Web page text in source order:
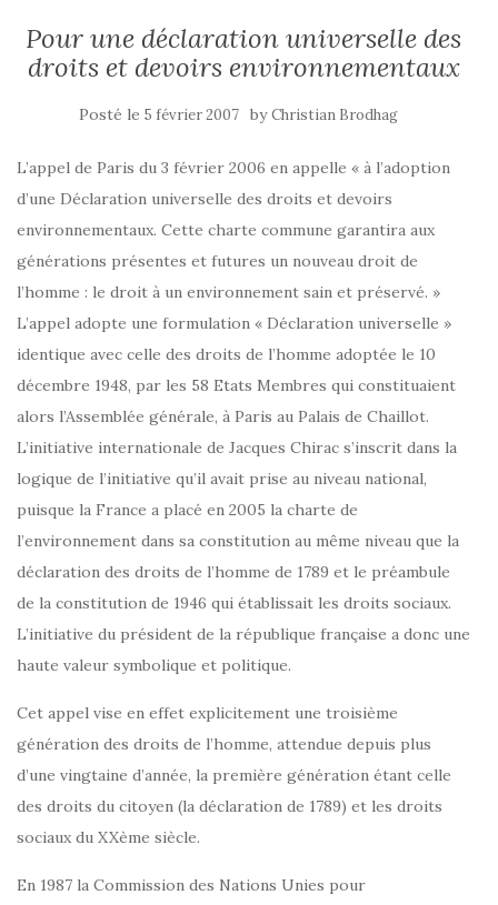
Pour une déclaration universelle des
droits et devoirs environnementaux
Posté le 5 février 2007 byChristian Brodhag
L’appel de Paris du 3 février 2006 en appelle « à l’adoption
d’une Déclaration universelle des droits et devoirs
environnementaux. Cette charte commune garantira aux
générations présentes et futures un nouveau droit de
l’homme : le droit à un environnement sain et préservé. »
L’appel adopte une formulation « Déclaration universelle »
identique avec celle des droits de l’homme adoptée le 10
décembre 1948, par les 58 Etats Membres qui constituaient
alors l’Assemblée générale, à Paris au Palais de Chaillot.
L’initiative internationale de Jacques Chirac s’inscrit dans la
logique de l’initiative qu’il avait prise au niveau national,
puisque la France a placé en 2005 la charte de
l’environnement dans sa constitution au même niveau que la
déclaration des droits de l’homme de 1789 et le préambule
de la constitution de 1946 qui établissait les droits sociaux.
L’initiative du président de la république française a donc une
haute valeur symbolique et politique.
Cet appel vise en effet explicitement une troisième
génération des droits de l’homme, attendue depuis plus
d’une vingtaine d’année, la première génération étant celle
des droits du citoyen (la déclaration de 1789) et les droits
sociaux du XXème siècle.
En 1987 la Commission des Nations Unies pour